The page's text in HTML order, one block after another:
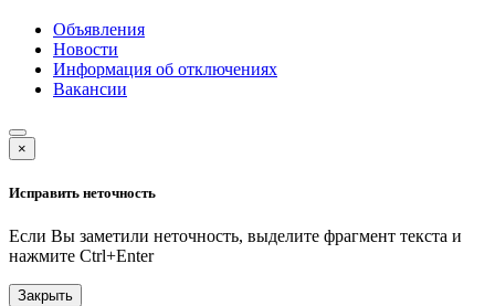
Объявления
Новости
Информация об отключениях
Вакансии
×
Исправить неточность
Если Вы заметили неточность, выделите фрагмент текста и
нажмите Ctrl+Enter
Закрыть